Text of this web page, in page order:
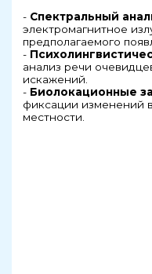
- Спектральный
электромагнитное
предполагаемого
-
анализ речи
искажений.
- Биолокационные
фиксации изменений
местности.